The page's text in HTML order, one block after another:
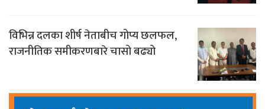
विभिन्न दलका शीर्ष नेताबीच गोप्य छलफल,
राजनीतिक समीकरणबारे चासो बढ्यो